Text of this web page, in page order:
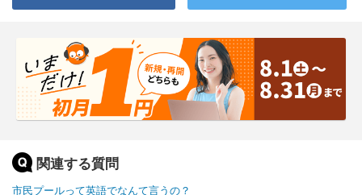
関連する質問
市民プールって英語でなんて言うの？